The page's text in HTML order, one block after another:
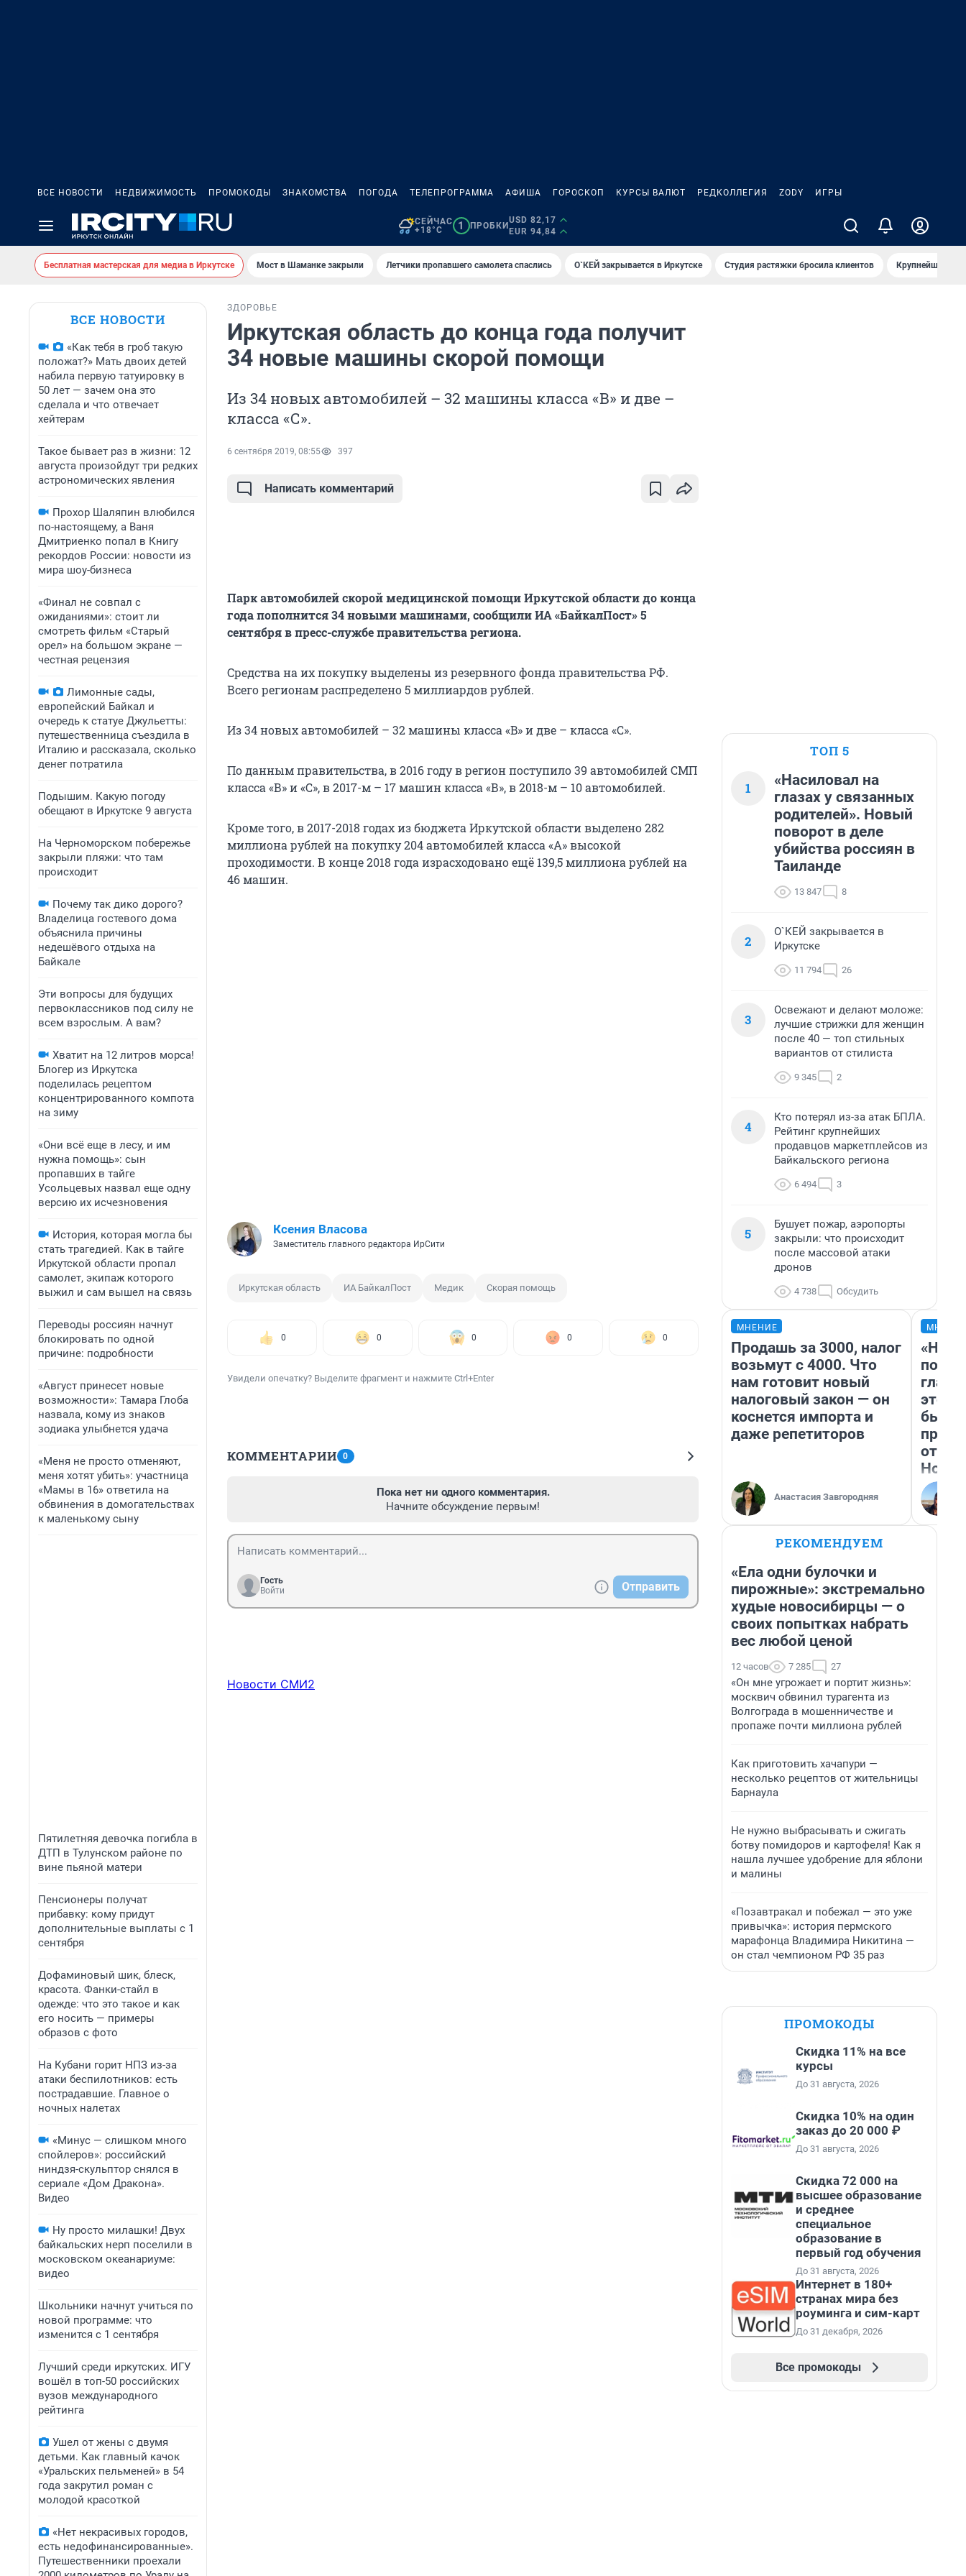
ВСЕ НОВОСТИ НЕДВИЖИМОСТЬ ПРОМОКОДЫ ЗНАКОМСТВА ПОГОДА ТЕЛЕПРОГРАММА АФИША ГОРОСКОП КУРСЫ ВАЛЮТ РЕДКОЛЛЕГИЯ ZODY ИГРЫ
СЕЙЧАС
+18°C
1 ПРОБКИ
USD 82,17
EUR 94,84
Бесплатная мастерская для медиа в Иркутске Мост в Шаманке закрыли Летчики пропавшего самолета спаслись О`КЕЙ закрывается в Иркутске Студия растяжки бросила клиентов Крупнейшие
ВСЕ НОВОСТИ
«Как тебя в гроб такую
положат?» Мать двоих детей
набила первую татуировку в
50 лет — зачем она это
сделала и что отвечает
хейтерам
Такое бывает раз в жизни: 12
августа произойдут три редких
астрономических явления
Прохор Шаляпин влюбился
по-настоящему, а Ваня
Дмитриенко попал в Книгу
рекордов России: новости из
мира шоу-бизнеса
«Финал не совпал с
ожиданиями»: стоит ли
смотреть фильм «Старый
орел» на большом экране —
честная рецензия
Лимонные сады,
европейский Байкал и
очередь к статуе Джульетты:
путешественница съездила в
Италию и рассказала, сколько
денег потратила
Подышим. Какую погоду
обещают в Иркутске 9 августа
На Черноморском побережье
закрыли пляжи: что там
происходит
Почему так дико дорого?
Владелица гостевого дома
объяснила причины
недешёвого отдыха на
Байкале
Эти вопросы для будущих
первоклассников под силу не
всем взрослым. А вам?
Хватит на 12 литров морса!
Блогер из Иркутска
поделилась рецептом
концентрированного компота
на зиму
«Они всё еще в лесу, и им
нужна помощь»: сын
пропавших в тайге
Усольцевых назвал еще одну
версию их исчезновения
История, которая могла бы
стать трагедией. Как в тайге
Иркутской области пропал
самолет, экипаж которого
выжил и сам вышел на связь
Переводы россиян начнут
блокировать по одной
причине: подробности
«Август принесет новые
возможности»: Тамара Глоба
назвала, кому из знаков
зодиака улыбнется удача
«Меня не просто отменяют,
меня хотят убить»: участница
«Мамы в 16» ответила на
обвинения в домогательствах
к маленькому сыну
Пятилетняя девочка погибла в
ДТП в Тулунском районе по
вине пьяной матери
Пенсионеры получат
прибавку: кому придут
дополнительные выплаты с 1
сентября
Дофаминовый шик, блеск,
красота. Фанки-стайл в
одежде: что это такое и как
его носить — примеры
образов с фото
На Кубани горит НПЗ из-за
атаки беспилотников: есть
пострадавшие. Главное о
ночных налетах
«Минус — слишком много
спойлеров»: российский
ниндзя-скульптор снялся в
сериале «Дом Дракона».
Видео
Ну просто милашки! Двух
байкальских нерп поселили в
московском океанариуме:
видео
Школьники начнут учиться по
новой программе: что
изменится с 1 сентября
Лучший среди иркутских. ИГУ
вошёл в топ-50 российских
вузов международного
рейтинга
Ушел от жены с двумя
детьми. Как главный качок
«Уральских пельменей» в 54
года закрутил роман с
молодой красоткой
«Нет некрасивых городов,
есть недофинансированные».
Путешественники проехали
ЗДОРОВЬЕ
Иркутская область до конца года получит
34 новые машины скорой помощи
Из 34 новых автомобилей – 32 машины класса «B» и две –
класса «С».
6 сентября 2019, 08:55 397
Написать комментарий
Парк автомобилей скорой медицинской помощи Иркутской области до конца
года пополнится 34 новыми машинами, сообщили ИА «БайкалПост» 5
сентября в пресс-службе правительства региона.
Средства на их покупку выделены из резервного фонда правительства РФ.
Всего регионам распределено 5 миллиардов рублей.
Из 34 новых автомобилей – 32 машины класса «B» и две – класса «С».
По данным правительства, в 2016 году в регион поступило 39 автомобилей СМП
класса «В» и «С», в 2017-м – 17 машин класса «В», в 2018-м – 10 автомобилей.
Кроме того, в 2017-2018 годах из бюджета Иркутской области выделено 282
миллиона рублей на покупку 204 автомобилей класса «А» высокой
проходимости. В конце 2018 года израсходовано ещё 139,5 миллиона рублей на
46 машин.
Ксения Власова
Заместитель главного редактора ИрСити
Иркутская область ИА БайкалПост Медик Скорая помощь
0 0 0 0 0
Увидели опечатку? Выделите фрагмент и нажмите Ctrl+Enter
КОММЕНТАРИИ 0
Пока нет ни одного комментария.
Начните обсуждение первым!
Гость
Войти
Отправить
Новости СМИ2
ТОП 5
1
«Насиловал на
глазах у связанных
родителей». Новый
поворот в деле
убийства россиян в
Таиланде
13 847 8
2
О`КЕЙ закрывается в
Иркутске
11 794 26
3
Освежают и делают моложе:
лучшие стрижки для женщин
после 40 — топ стильных
вариантов от стилиста
9 345 2
4
Кто потерял из-за атак БПЛА.
Рейтинг крупнейших
продавцов маркетплейсов из
Байкальского региона
6 494 3
5
Бушует пожар, аэропорты
закрыли: что происходит
после массовой атаки
дронов
4 738 Обсудить
МНЕНИЕ
Продашь за 3000, налог
возьмут с 4000. Что
нам готовит новый
налоговый закон — он
коснется импорта и
даже репетиторов
Анастасия Завгородняя
этого
бьет
РЕКОМЕНДУЕМ
«Ела одни булочки и
пирожные»: экстремально
худые новосибирцы — о
своих попытках набрать
вес любой ценой
12 часов 7 285 27
«Он мне угрожает и портит жизнь»:
москвич обвинил турагента из
Волгограда в мошенничестве и
пропаже почти миллиона рублей
Как приготовить хачапури —
несколько рецептов от жительницы
Барнаула
Не нужно выбрасывать и сжигать
ботву помидоров и картофеля! Как я
нашла лучшее удобрение для яблони
и малины
«Позавтракал и побежал — это уже
привычка»: история пермского
марафонца Владимира Никитина —
он стал чемпионом РФ 35 раз
ПРОМОКОДЫ
Скидка 11% на все
курсы
До 31 августа, 2026
Скидка 10% на один
заказ до 20 000 ₽
До 31 августа, 2026
Скидка 72 000 на
высшее образование
и среднее
специальное
образование в
первый год обучения
До 31 августа, 2026
Интернет в 180+
странах мира без
роуминга и сим-карт
До 31 декабря, 2026
Все промокоды